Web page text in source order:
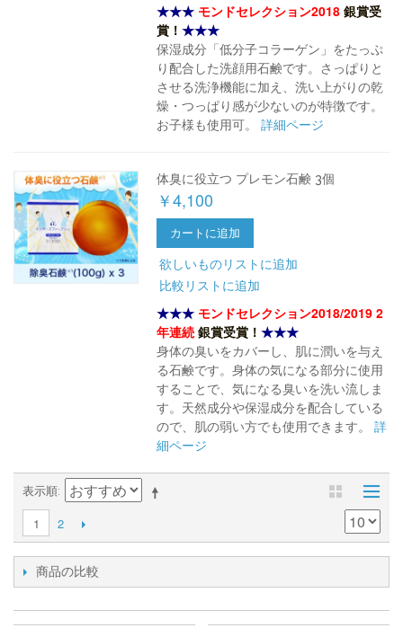
★★★ モンドセレクション2018 銀賞受
賞！★★★
保湿成分「低分子コラーゲン」をたっぷ
り配合した洗顔用石鹸です。さっぱりと
させる洗浄機能に加え、洗い上がりの乾
燥・つっぱり感が少ないのが特徴です。
お子様も使用可。詳細ページ
体臭に役立つ プレモン石鹸 3個
￥4,100
カートに追加
欲しいものリストに追加
比較リストに追加
★★★ モンドセレクション2018/2019 2
年連続 銀賞受賞！★★★
身体の臭いをカバーし、肌に潤いを与え
る石鹸です。身体の気になる部分に使用
することで、気になる臭いを洗い流しま
す。天然成分や保湿成分を配合している
ので、肌の弱い方でも使用できます。詳
細ページ
表示順
1 2
商品の比較